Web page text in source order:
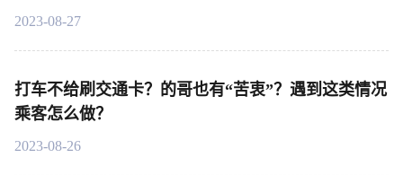
2023-08-27
打车不给刷交通卡？的哥也有“苦衷”？遇到这类情况
乘客怎么做？
2023-08-26